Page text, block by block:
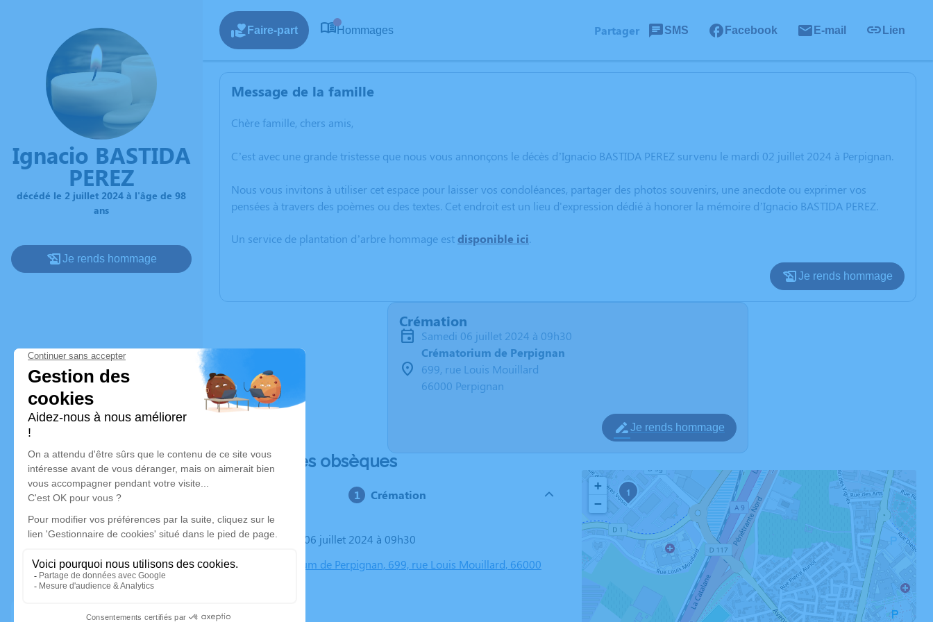
Ignacio BASTIDA
PEREZ
décédé le 2 juillet 2024 à l'âge de 98
ans
Je rends hommage
Faire-part Hommages Partager SMS Facebook E-mail Lien
Message de la famille
Chère famille, chers amis,
C’est avec une grande tristesse que nous vous annonçons le décès d’Ignacio BASTIDA PEREZ survenu le mardi 02 juillet 2024 à Perpignan.
Nous vous invitons à utiliser cet espace pour laisser vos condoléances, partager des photos souvenirs, une anecdote ou exprimer vos
pensées à travers des poèmes ou des textes. Cet endroit est un lieu d'expression dédié à honorer la mémoire d’Ignacio BASTIDA PEREZ.
Un service de plantation d’arbre hommage estdisponible ici.
Je rends hommage
Crémation
samedi 06 juillet 2024 à 09h30
Crématorium de Perpignan
699, rue Louis Mouillard
66000 Perpignan
Je rends hommage
Déroulé des obsèques
Crémation
Le samedi 06 juillet 2024 à 09h30
Crématorium de Perpignan, 699, rue Louis Mouillard, 66000
1
+
−